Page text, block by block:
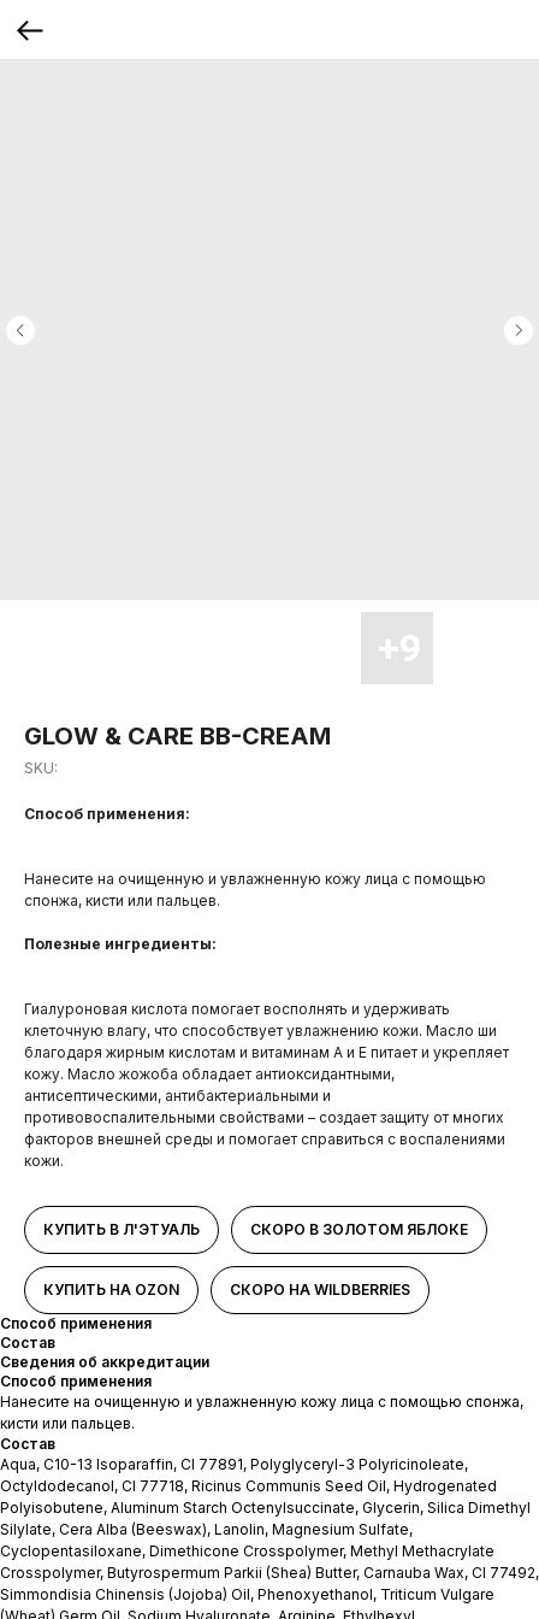
GLOW & CARE BB-CREAM
SKU:
Способ применения:
Нанесите на очищенную и увлажненную кожу лица с помощью
спонжа, кисти или пальцев.
Полезные ингредиенты:
Гиалуроновая кислота помогает восполнять и удерживать
клеточную влагу, что способствует увлажнению кожи. Масло ши
благодаря жирным кислотам и витаминам А и Е питает и укрепляет
кожу. Масло жожоба обладает антиоксидантными,
антисептическими, антибактериальными и
противовоспалительными свойствами – создает защиту от многих
факторов внешней среды и помогает справиться с воспалениями
кожи.
КУПИТЬ В Л'ЭТУАЛЬ СКОРО В ЗОЛОТОМ ЯБЛОКЕ
КУПИТЬ НА OZON
СКОРО НА WILDBERRIES
Способ применения
Состав
Сведения об аккредитации
Способ применения
Нанесите на очищенную и увлажненную кожу лица с помощью спонжа,
кисти или пальцев.
Состав
Aqua, C10-13 Isoparaffin, CI 77891, Polyglyceryl-3 Polyricinoleate,
Octyldodecanol, CI 77718, Ricinus Communis Seed Oil, Hydrogenated
Polyisobutene, Aluminum Starch Octenylsuccinate, Glycerin, Silica Dimethyl
Silylate, Cera Alba (Beeswax), Lanolin, Magnesium Sulfate,
Cyclopentasiloxane, Dimethicone Crosspolymer, Methyl Methacrylate
Crosspolymer, Butyrospermum Parkii (Shea) Butter, Carnauba Wax, CI 77492,
Simmondisia Chinensis (Jojoba) Oil, Phenoxyethanol, Triticum Vulgare